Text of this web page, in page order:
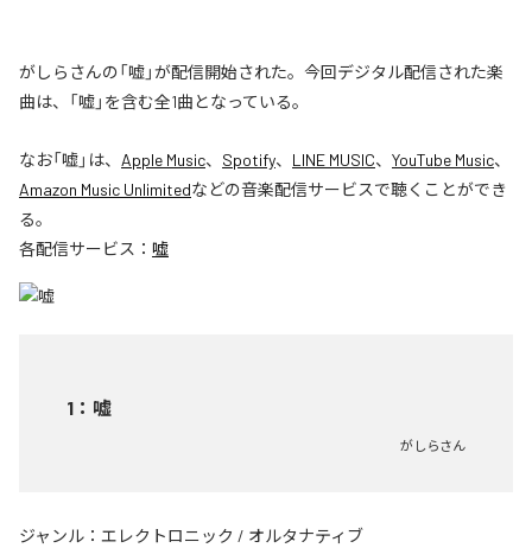
がしらさんの「嘘」が配信開始された。今回デジタル配信された楽
曲は、「嘘」を含む全1曲となっている。
なお「嘘」は、 Apple Music、 Spotify、 LINE MUSIC、 YouTube Music、
Amazon Music Unlimitedなどの音楽配信サービスで聴くことができ
る。
各配信サービス： 嘘
1 ： 嘘
がしらさん
ジャンル： エレクトロニック / オルタナティブ